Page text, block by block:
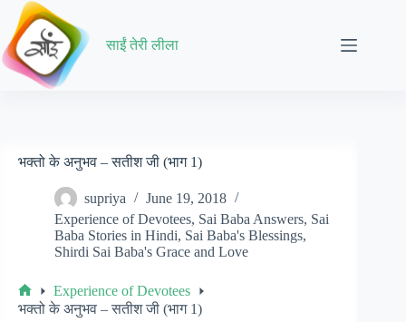
Skip
content
साईं तेरी लीला
भक्तो के अनुभव – सतीश जी (भाग 1)
supriya
June 19, 2018
Experience of Devotees, Sai Baba Answers, Sai
Baba Stories in Hindi, Sai Baba's Blessings,
Shirdi Sai Baba's Grace and Love
Home
Experience of Devotees
भक्तो के अनुभव – सतीश जी (भाग 1)